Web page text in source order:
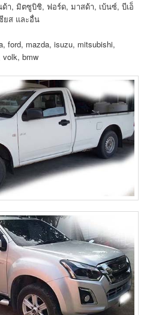
า, มิตซูบิชิ, ฟอร์ด, มาสด้า, เบ้นซ์, บีเอ็
ยส และอื่น
ford, mazda, isuzu, mitsubishi,
volk, bmw